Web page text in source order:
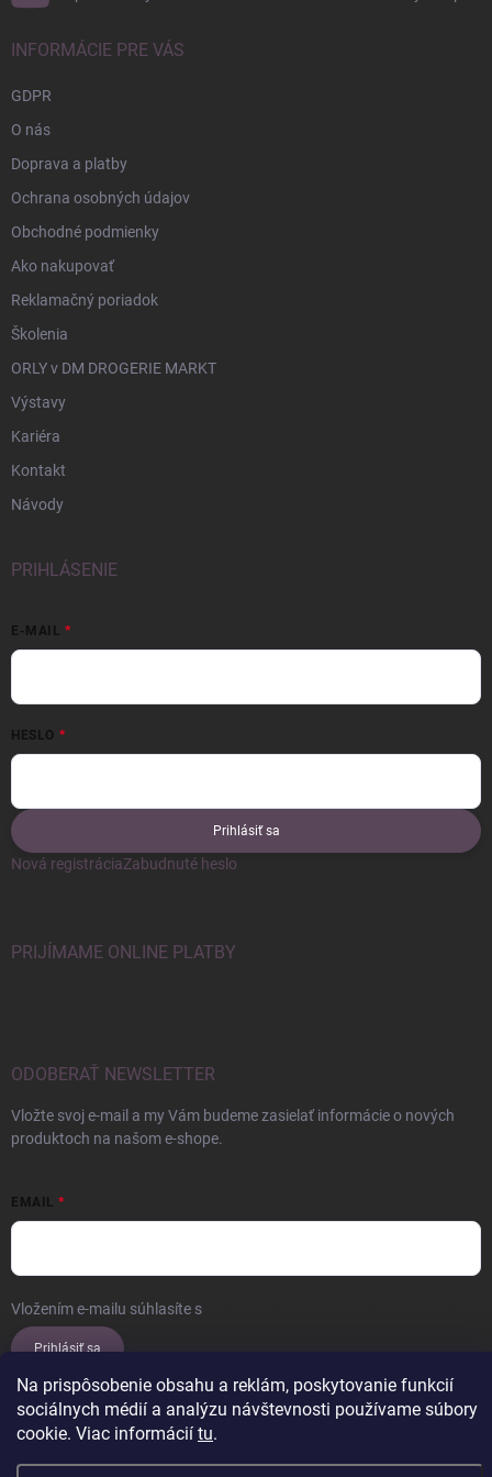
Na prispôsobenie obsahu a reklám, poskytovanie funkcií
sociálnych médií a analýzu návštevnosti používame súbory
cookie. Viac informácií tu.
INFORMÁCIE PRE VÁS
GDPR
O nás
Doprava a platby
Ochrana osobných údajov
Obchodné podmienky
Ako nakupovať
Reklamačný poriadok
Školenia
ORLY v DM DROGERIE MARKT
Výstavy
Kariéra
Kontakt
Návody
PRIHLÁSENIE
E-MAIL
HESLO
Prihlásiť sa
Nová registráciaZabudnuté heslo
PRIJÍMAME ONLINE PLATBY
ODOBERAŤ NEWSLETTER
Vložte svoj e-mail a my Vám budeme zasielať informácie o nových
produktoch na našom e-shope.
EMAIL
Vložením e-mailu súhlasíte s
Prihlásiť sa
cookies